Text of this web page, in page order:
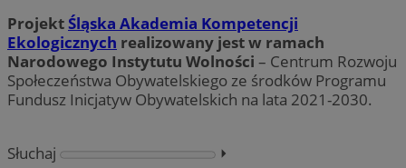
ProjektŚląska Akademia Kompetencji
Ekologicznych realizowany jest w ramach
Narodowego Instytutu Wolności – Centrum Rozwoju
Społeczeństwa Obywatelskiego ze środków Programu
Fundusz Inicjatyw Obywatelskich na lata 2021-2030.
Słuchaj
⏵︎